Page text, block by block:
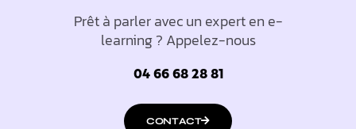
Prêt à parler avec un expert en e-
learning ? Appelez-nous
04 66 68 28 81
CONTACT